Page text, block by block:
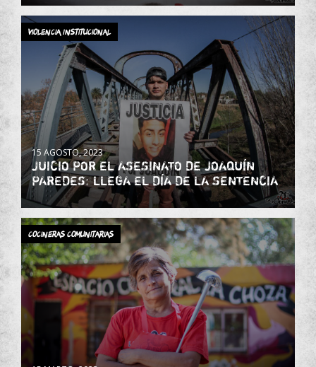
Violencia Institucional
15 AGOSTO, 2023
JUICIO POR EL ASESINATO DE JOAQUÍN
PAREDES: LLEGA EL DÍA DE LA SENTENCIA
Cocineras Comunitarias